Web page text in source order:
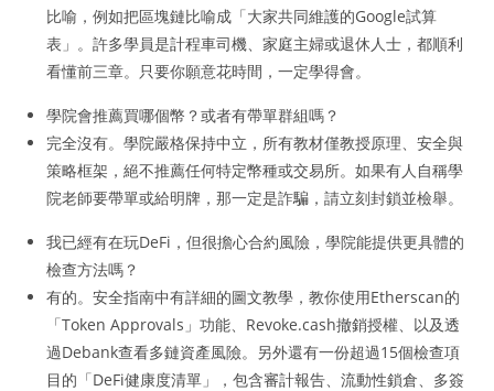
比喻，例如把區塊鏈比喻成「大家共同維護的Google試算
表」。許多學員是計程車司機、家庭主婦或退休人士，都順利
看懂前三章。只要你願意花時間，一定學得會。
學院會推薦買哪個幣？或者有帶單群組嗎？
完全沒有。學院嚴格保持中立，所有教材僅教授原理、安全與
策略框架，絕不推薦任何特定幣種或交易所。如果有人自稱學
院老師要帶單或給明牌，那一定是詐騙，請立刻封鎖並檢舉。
我已經有在玩DeFi，但很擔心合約風險，學院能提供更具體的
檢查方法嗎？
有的。安全指南中有詳細的圖文教學，教你使用Etherscan的
「Token Approvals」功能、Revoke.cash撤銷授權、以及透
過Debank查看多鏈資產風險。另外還有一份超過15個檢查項
目的「DeFi健康度清單」，包含審計報告、流動性鎖倉、多簽